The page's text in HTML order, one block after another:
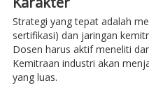
Strategi yang tepat adalah
sertifikasi) dan jaringan
Dosen harus aktif meneliti
Kemitraan industri akan
yang luas.